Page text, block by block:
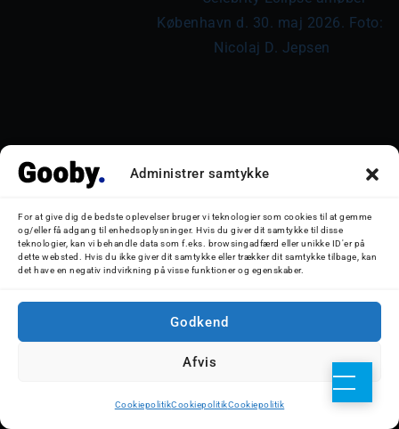
Administrer samtykke
For at give dig de bedste oplevelser bruger vi teknologier som cookies til at gemme
og/eller få adgang til enhedsoplysninger. Hvis du giver dit samtykke til disse
teknologier, kan vi behandle data som f.eks. browsingadfærd eller unikke ID'er på
dette websted. Hvis du ikke giver dit samtykke eller trækker dit samtykke tilbage, kan
det have en negativ indvirkning på visse funktioner og egenskaber.
Godkend
Afvis
CookiepolitikCookiepolitikCookiepolitik
København d. 30. maj 2026. Foto:
Nicolaj D. Jepsen
	Celebrity Eclipse anløber
København d. 30. maj 2026. Foto:
Nicolaj D. Jepsen